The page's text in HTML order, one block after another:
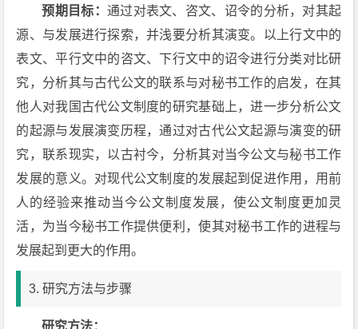
预期目标： 通过对表文、咨文、诏令的分析，对其起
源、与发展进行探索，并浅要分析其演变。以上行文中的
表文、平行文中的咨文、下行文中的诏令进行分类对比研
究，分析其与古代公文的联系与对秘书工作的启发，在其
他人对我国古代公文制度的研究基础上，进一步分析公文
的起源与发展演变历程，通过对古代公文起源与演变的研
究，联系现实，以古衬今，分析其对当今公文与秘书工作
发展的意义。对现代公文制度的发展起到促进作用，用前
人的经验来推动当今公文制度发展，使公文制度更加灵
活，为当今秘书工作提供便利，使其对秘书工作的进程与
发展起到更大的作用。
3. 研究方法与步骤
研究方法：